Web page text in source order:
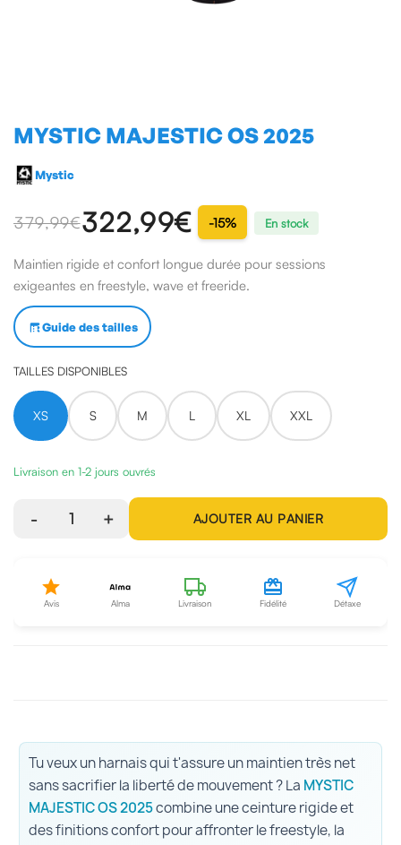
MYSTIC MAJESTIC OS 2025
Mystic
379,99 €322,99€ -15% En stock
Maintien rigide et confort longue durée pour sessions
exigeantes en freestyle, wave et freeride.
Guide des tailles
TAILLES DISPONIBLES
XS S M L XL XXL
Livraison en 1-2 jours ouvrés
- 1 + AJOUTER AU PANIER
Avis Alma Livraison Fidélité Détaxe
Tu veux un harnais qui t'assure un maintien très net
sans sacrifier la liberté de mouvement ? La MYSTIC
MAJESTIC OS 2025combine une ceinture rigide et
des finitions confort pour affronter le freestyle, la